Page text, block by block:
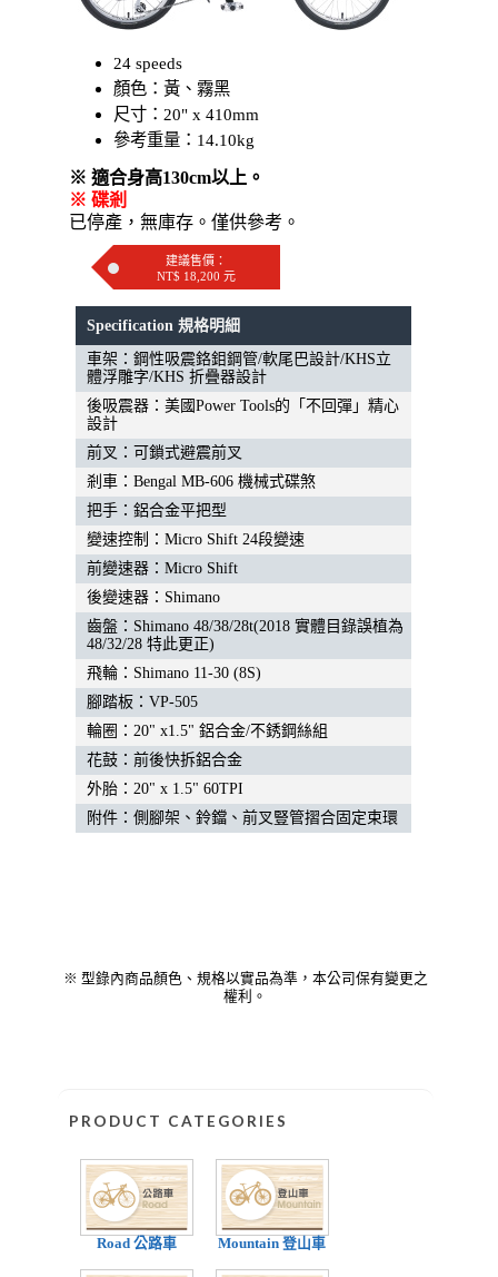
24 speeds
顏色： 黃、霧黑
尺寸：20" x 410mm
參考重量：14.10kg
※ 適合身高130cm以上。
※ 碟剎
已停產，無庫存。僅供參考。
建議售價：
NT$ 18,200 元
Specification 規格明細
車架：鋼性吸震鉻鉬鋼管/軟尾巴設計/KHS立
體浮雕字/KHS 折疊器設計
後吸震器：美國Power Tools的「不回彈」精心
設計
前叉：可鎖式避震前叉
剎車：Bengal MB-606 機械式碟煞
把手：鋁合金平把型
變速控制：Micro Shift 24段變速
前變速器：Micro Shift
後變速器：Shimano
齒盤：Shimano 48/38/28t(2018 實體目錄誤植為
48/32/28 特此更正)
飛輪：Shimano 11-30 (8S)
腳踏板：VP-505
輪圈：20" x1.5" 鋁合金/不銹鋼絲組
花鼓：前後快拆鋁合金
外胎：20" x 1.5" 60TPI
附件：側腳架、鈴鐺、前叉豎管摺合固定束環
※ 型錄內商品顏色、規格以實品為準，本公司保有變更之
權利。
PRODUCT CATEGORIES
Road 公路車 Mountain 登山車